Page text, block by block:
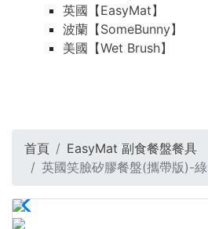
英國【EasyMat】
波蘭【SomeBunny】
美國【Wet Brush】
首頁
EasyMat 副食餐盤餐具
英國笑臉矽膠餐盤(攜帶版)-綠